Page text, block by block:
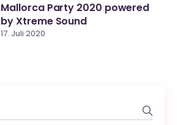
Mallorca Party 2020 powered
by Xtreme Sound
17. Juli 2020